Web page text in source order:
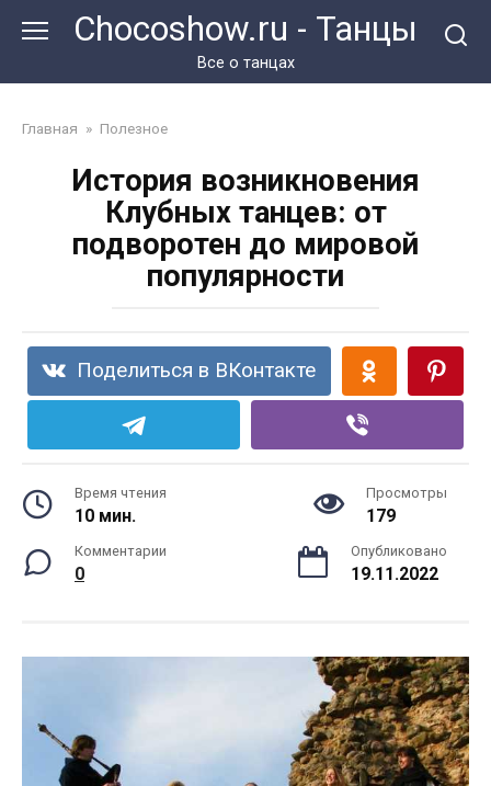
Chocoshow.ru - Танцы
Все о танцах
Главная » Полезное
История возникновения
Клубных танцев: от
подворотен до мировой
популярности
Поделиться в ВКонтакте
Время чтения
10 мин.
Просмотры
179
Комментарии
0
Опубликовано
19.11.2022